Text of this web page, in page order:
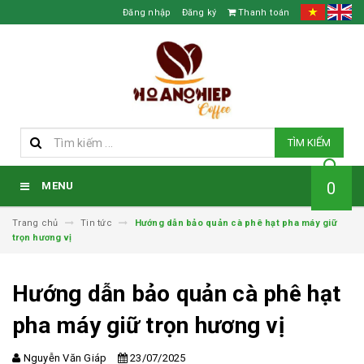
Đăng nhập Đăng ký Thanh toán
TÌM KIẾM
MENU 0
Trang chủ Tin tức
Hướng dẫn bảo quản cà phê hạt pha máy giữ
trọn hương vị
Hướng dẫn bảo quản cà phê hạt
pha máy giữ trọn hương vị
Nguyễn Văn Giáp 23/07/2025